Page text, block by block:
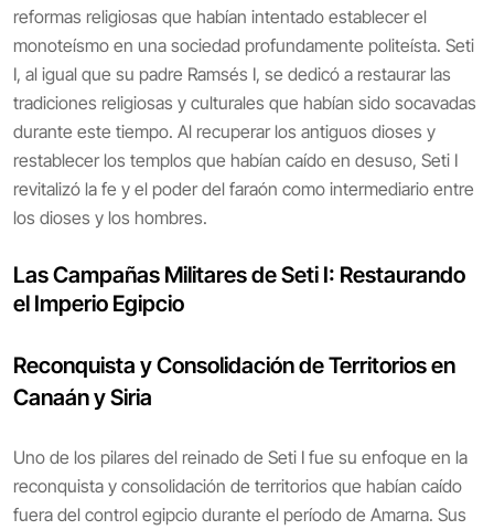
reformas religiosas que habían intentado establecer el
monoteísmo en una sociedad profundamente politeísta. Seti
I, al igual que su padre Ramsés I, se dedicó a restaurar las
tradiciones religiosas y culturales que habían sido socavadas
durante este tiempo. Al recuperar los antiguos dioses y
restablecer los templos que habían caído en desuso, Seti I
revitalizó la fe y el poder del faraón como intermediario entre
los dioses y los hombres.
Las Campañas Militares de Seti I: Restaurando
el Imperio Egipcio
Reconquista y Consolidación de Territorios en
Canaán y Siria
Uno de los pilares del reinado de Seti I fue su enfoque en la
reconquista y consolidación de territorios que habían caído
fuera del control egipcio durante el período de Amarna. Sus